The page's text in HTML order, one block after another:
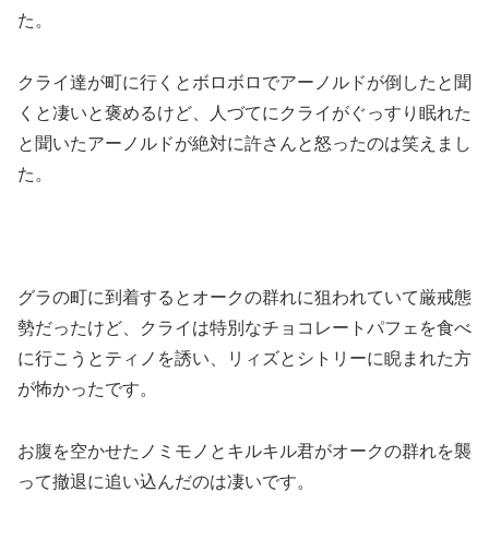
た。
クライ達が町に行くとボロボロでアーノルドが倒したと聞
くと凄いと褒めるけど、人づてにクライがぐっすり眠れた
と聞いたアーノルドが絶対に許さんと怒ったのは笑えまし
た。
グラの町に到着するとオークの群れに狙われていて厳戒態
勢だったけど、クライは特別なチョコレートパフェを食べ
に行こうとティノを誘い、リィズとシトリーに睨まれた方
が怖かったです。
お腹を空かせたノミモノとキルキル君がオークの群れを襲
って撤退に追い込んだのは凄いです。